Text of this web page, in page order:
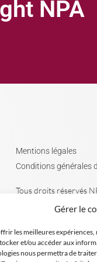
Gérer le
les meilleures
et/ou accéder aux
nous permettra de
NPA
Mentions légales
Conditions générales
Tous droits réservés